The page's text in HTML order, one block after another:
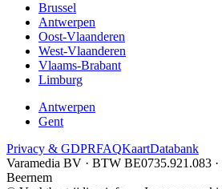
Brussel
Antwerpen
Oost-Vlaanderen
West-Vlaanderen
Vlaams-Brabant
Limburg
Antwerpen
Gent
Privacy & GDPRFAQKaartDatabank
Varamedia BV · BTW BE0735.921.083
Beernem